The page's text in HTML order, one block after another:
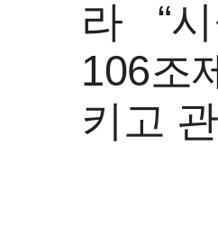
라 “시
106조
키고